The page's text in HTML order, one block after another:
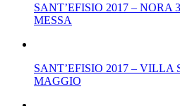
SANT’EFISIO 2017 –
MESSA
SANT’EFISIO 2017 – VILLA
MAGGIO